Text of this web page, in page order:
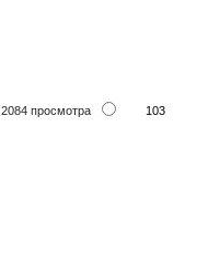
2084 просмотра 103